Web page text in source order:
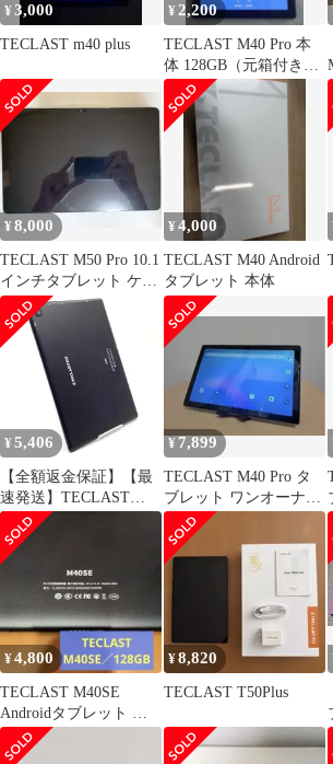
¥3,000
TECLAST m40 plus
¥ 2,200
TECLAST M40 Pro 本
体 128GB（元箱付き、
ジャンク）
¥8,000
TECLAST M50 Pro 10.1
インチタブレット ケー
ス付き
¥4,000
TECLAST M40 Android
タブレット 本体
¥ 5,406
【全額返金保証】【最
速発送】TECLAST
M40 ROW 10インチ
128GB SIMフリー 白ロ
ム 美品 動作確認済
¥7,899
TECLAST M40 Pro タ
ブレット ワンオーナー
品 （+オマケ）
¥4,800
TECLAST M40SE
Androidタブレット 本
体
¥8,820
TECLAST T50Plus